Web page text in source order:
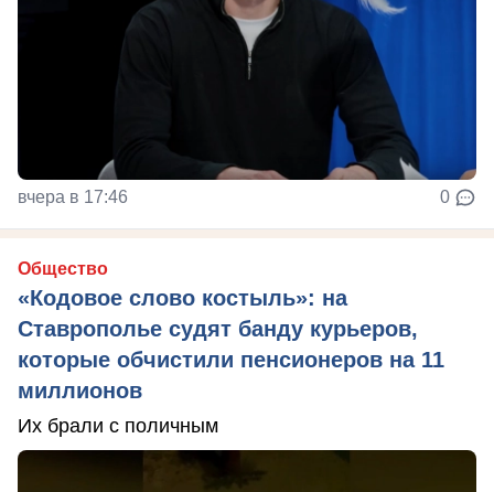
вчера в 17:46 0
Общество
«Кодовое слово костыль»: на
Ставрополье судят банду курьеров,
которые обчистили пенсионеров на 11
миллионов
Их брали с поличным